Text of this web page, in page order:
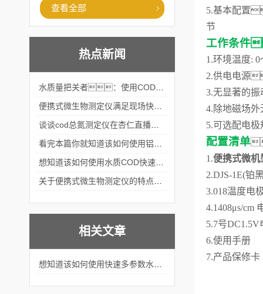
查看全部
热点新闻
相关文章
5.基本配置
节
工作条件
1.环境温
2.供电电源
3.无显著的振
4.除地磁场
5.可选配电
配置清单
1.便携式微机
2.DJS-
3.018温度
4.1408μs/
5.7号
6.使用
7.产品